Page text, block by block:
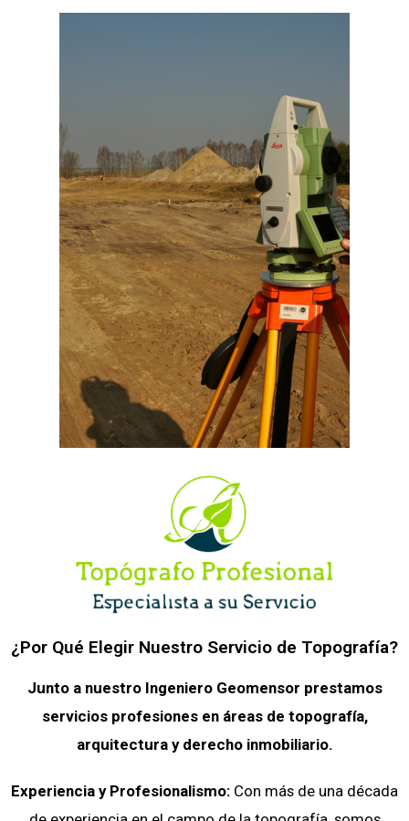
¿Por Qué Elegir Nuestro Servicio de Topografía?
Junto a nuestro Ingeniero Geomensor prestamos
servicios profesiones en áreas de topografía,
arquitectura y derecho inmobiliario.
Experiencia y Profesionalismo: Con más de una década